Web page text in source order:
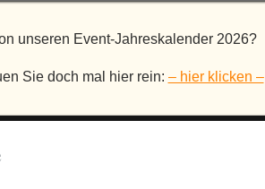
unseren Event-Jahreskalender 2026?
Sie doch mal hier rein: – hier klicken –